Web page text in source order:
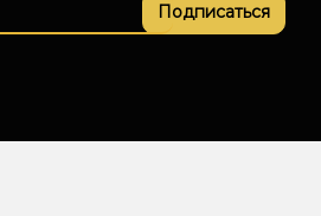
Подписаться